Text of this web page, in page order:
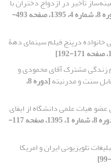
[دوره 8، شماره 4، 1395، صفحه 493-
خانواده درپنج فیلم سینمای دهۀ
زندگی مشترک آقای محمودی و
سنت و مدرنیته
[دوره 8،
عضو هیات علمی دانشگاه از ایفای
[دوره 8، شماره 1، 1395، صفحه 117-
تلویزیونی ایران و امریکا